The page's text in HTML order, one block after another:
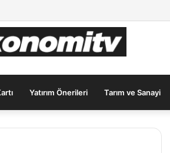
Hâlâ İlk Sırada mı?
Yatırım Önerileri Tarım ve Sanayi